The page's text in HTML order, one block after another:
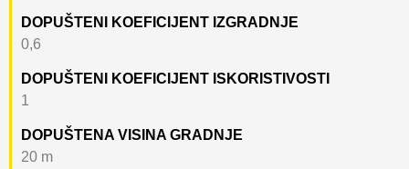
DOPUŠTENI KOEFICIJENT IZGRADNJE
0,6
DOPUŠTENI KOEFICIJENT ISKORISTIVOSTI
1
DOPUŠTENA VISINA GRADNJE
20 m